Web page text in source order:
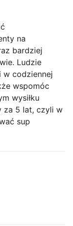
na
bardziej
Ludzie
w codziennej
wspomóc
wysiłku
za 5 lat, czyli w
sup